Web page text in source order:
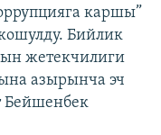
каршы”
Бийлик
жетекчилиги
азырынча эч
Бейшенбек